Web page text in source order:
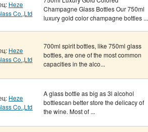
Heze
Co.,Ltd
Champagne Glass Bottles Our 750ml
luxury gold color champagne bottles ...
Heze
Co.,Ltd
700ml spirit bottles, like 750ml glass
bottles, are one of the most common
capacities in the alco...
Heze
Co.,Ltd
A glass bottle as big as 3l alcohol
bottlescan better store the delicacy of
the wine. Most of ...